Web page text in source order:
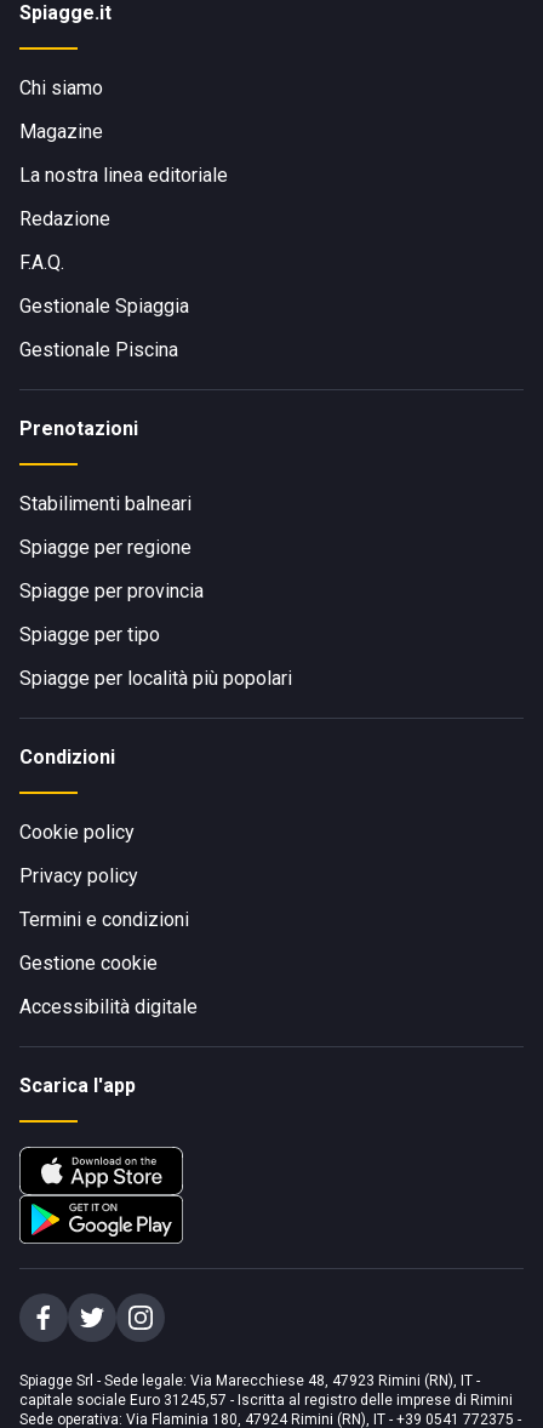
Spiagge.it
Chi siamo
Magazine
La nostra linea editoriale
Redazione
F.A.Q.
Gestionale Spiaggia
Gestionale Piscina
Prenotazioni
Stabilimenti balneari
Spiagge per regione
Spiagge per provincia
Spiagge per tipo
Spiagge per località più popolari
Condizioni
Cookie policy
Privacy policy
Termini e condizioni
Gestione cookie
Accessibilità digitale
Scarica l'app
Spiagge Srl - Sede legale: Via Marecchiese 48, 47923 Rimini (RN), IT -
capitale sociale Euro 31245,57 - Iscritta al registro delle imprese di Rimini
Sede operativa: Via Flaminia 180, 47924 Rimini (RN), IT - +39 0541 772375 -